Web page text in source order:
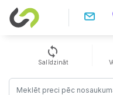
sync
Salīdzināt